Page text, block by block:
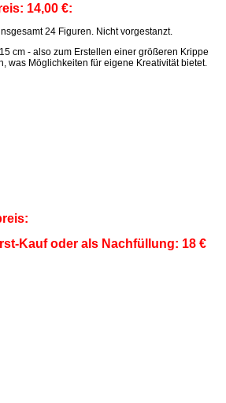
14,00 €:
24 Figuren. Nicht vorgestanzt.
cm - also zum Erstellen einer größeren Krippe
was Möglichkeiten für eigene Kreativität bietet.
Kauf oder als Nachfüllung: 18 €